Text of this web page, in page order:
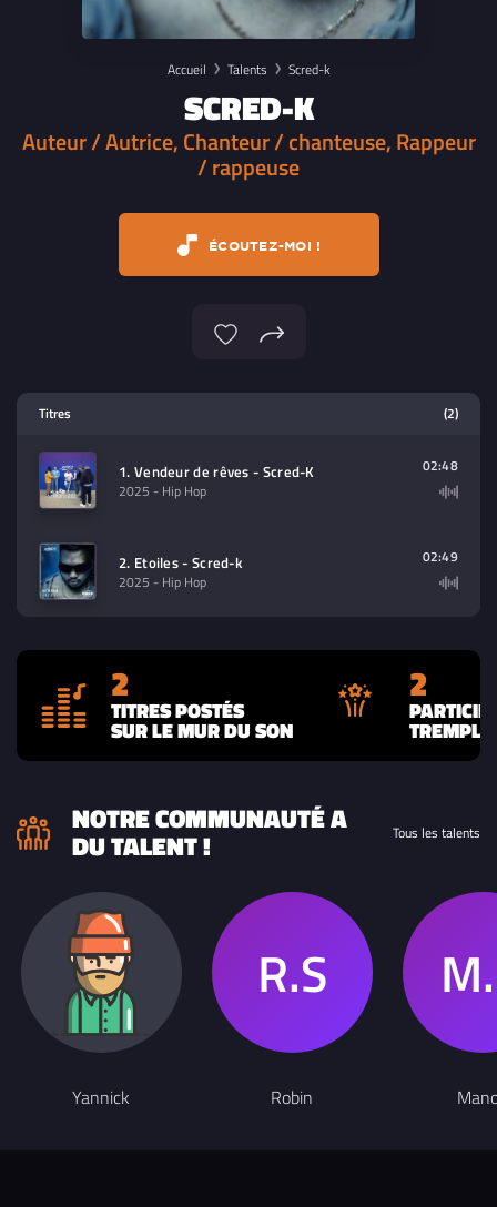
Accueil Talents Scred-k
SCRED-K
Auteur / Autrice, Chanteur / chanteuse, Rappeur
/ rappeuse
ÉCOUTEZ-MOI !
contenu à lire (audio/video)
Titres (2)
1. Vendeur de rêves - Scred-K
2025 - Hip Hop
02:48
2. Etoiles - Scred-k
2025 - Hip Hop
02:49
2
TITRES POSTÉS
SUR LE MUR DU SON
2
NOTRE COMMUNAUTÉ A
DU TALENT ! Tous les talents
Yannick Robin